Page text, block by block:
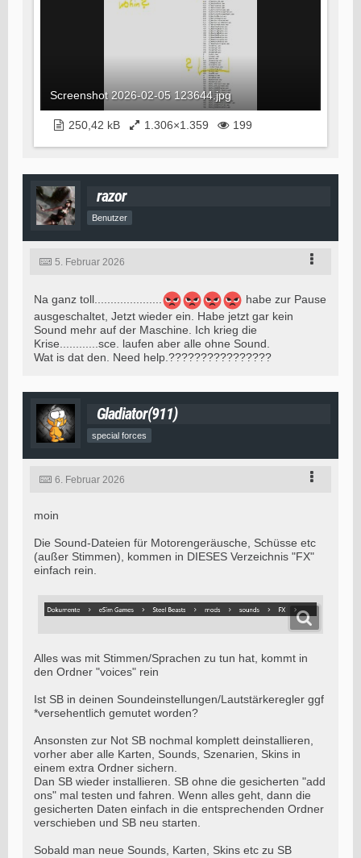
Screenshot 2026-02-05 123644.jpg
250,42 kB 1.306×1.359 199
razor
Benutzer
5. Februar 2026
Na ganz toll.....................
habe zur Pause
ausgeschaltet, Jetzt wieder ein. Habe jetzt gar kein
Sound mehr auf der Maschine. Ich krieg die
Krise............sce. laufen aber alle ohne Sound.
Wat is dat den. Need help.????????????????
Gladiator(911)
special forces
6. Februar 2026
moin
Die Sound-Dateien für Motorengeräusche, Schüsse etc
(außer Stimmen), kommen in DIESES Verzeichnis "FX"
einfach rein.
Alles was mit Stimmen/Sprachen zu tun hat, kommt in
den Ordner "voices" rein
Ist SB in deinen Soundeinstellungen/Lautstärkeregler ggf
*versehentlich gemutet worden?
Ansonsten zur Not SB nochmal komplett deinstallieren,
vorher aber alle Karten, Sounds, Szenarien, Skins in
einem extra Ordner sichern.
Dan SB wieder installieren. SB ohne die gesicherten "add
ons" mal testen und fahren. Wenn alles geht, dann die
gesicherten Daten einfach in die entsprechenden Ordner
verschieben und SB neu starten.
Sobald man neue Sounds, Karten, Skins etc zu SB